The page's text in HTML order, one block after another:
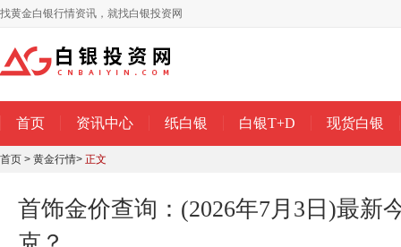
找黄金白银行情资讯，就找白银投资网
首页 资讯中心 纸白银 白银T+D 现货白银
首页 > 黄金行情> 正文
首饰金价查询：(2026年7月3日)最新